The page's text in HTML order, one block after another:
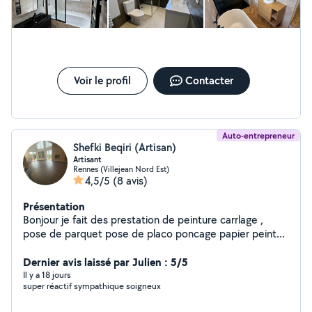
Voir le profil Contacter
Auto-entrepreneur
Shefki Beqiri (Artisan)
Artisant
Rennes (Villejean Nord Est)
4,5/5 (8 avis)
Présentation
Bonjour je fait des prestation de peinture carrlage ,
pose de parquet pose de placo poncage papier peint
Dernier avis laissé par Julien : 5/5
Il y a 18 jours
super réactif sympathique soigneux